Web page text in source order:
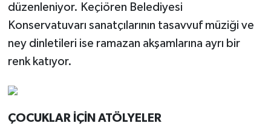
düzenleniyor. Keçiören Belediyesi
Konservatuvarı sanatçılarının tasavvuf müziği ve
ney dinletileri ise ramazan akşamlarına ayrı bir
renk katıyor.
ÇOCUKLAR İÇİN ATÖLYELER